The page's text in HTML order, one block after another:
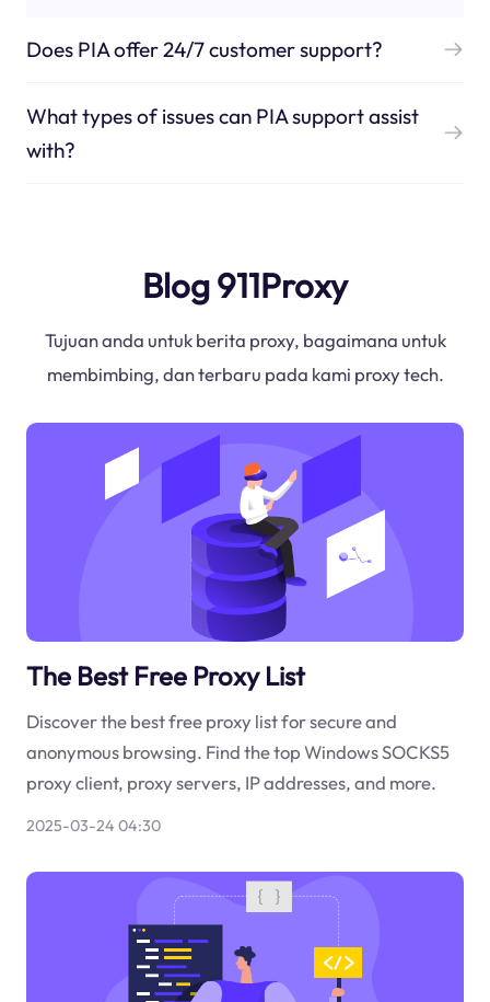
Does PIA offer 24/7 customer support?
What types of issues can PIA support assist
with?
Blog 911Proxy
Tujuan anda untuk berita proxy, bagaimana untuk
membimbing, dan terbaru pada kami proxy tech.
The Best Free Proxy List
Discover the best free proxy list for secure and
anonymous browsing. Find the top Windows SOCKS5
proxy client, proxy servers, IP addresses, and more.
2025-03-24 04:30